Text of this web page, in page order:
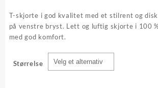
var:
kr 349,00.
er:
kr 209,40.
T-skjorte i god kvalitet med et stilrent og
på venstre bryst. Lett og luftig skjorte i 100
med god komfort.
Størrelse